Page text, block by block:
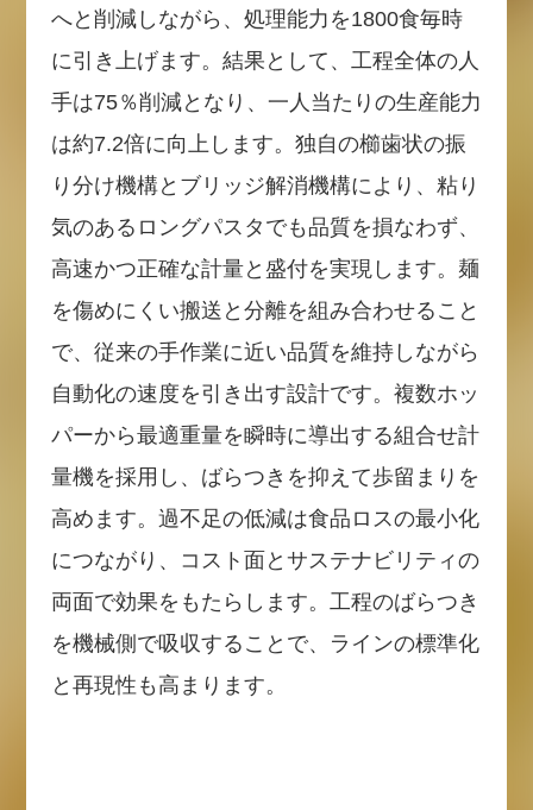
へと削減しながら、処理能力を1800食毎時
に引き上げます。結果として、工程全体の人
手は75％削減となり、一人当たりの生産能力
は約7.2倍に向上します。独自の櫛歯状の振
り分け機構とブリッジ解消機構により、粘り
気のあるロングパスタでも品質を損なわず、
高速かつ正確な計量と盛付を実現します。麺
を傷めにくい搬送と分離を組み合わせること
で、従来の手作業に近い品質を維持しながら
自動化の速度を引き出す設計です。複数ホッ
パーから最適重量を瞬時に導出する組合せ計
量機を採用し、ばらつきを抑えて歩留まりを
高めます。過不足の低減は食品ロスの最小化
につながり、コスト面とサステナビリティの
両面で効果をもたらします。工程のばらつき
を機械側で吸収することで、ラインの標準化
と再現性も高まります。